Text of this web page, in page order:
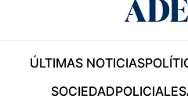
ÚLTIMAS NOTICIAS
SOCIEDADPOLICIALES